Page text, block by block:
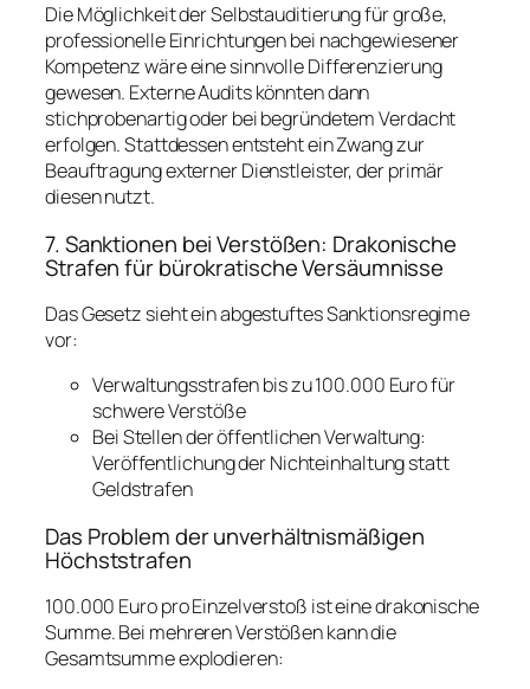
Die Möglichkeit der Selbstauditierung für große,
professionelle Einrichtungen bei nachgewiesener
Kompetenz wäre eine sinnvolle Differenzierung
gewesen. Externe Audits könnten dann
stichprobenartig oder bei begründetem Verdacht
erfolgen. Stattdessen entsteht ein Zwang zur
Beauftragung externer Dienstleister, der primär
diesen nutzt.
7. Sanktionen bei Verstößen: Drakonische
Strafen für bürokratische Versäumnisse
Das Gesetz sieht ein abgestuftes Sanktionsregime
vor:
Verwaltungsstrafen bis zu 100.000 Euro für
schwere Verstöße
Bei Stellen der öffentlichen Verwaltung:
Veröffentlichung der Nichteinhaltung statt
Geldstrafen
Das Problem der unverhältnismäßigen
Höchststrafen
100.000 Euro pro Einzelverstoß ist eine drakonische
Summe. Bei mehreren Verstößen kann die
Gesamtsumme explodieren: